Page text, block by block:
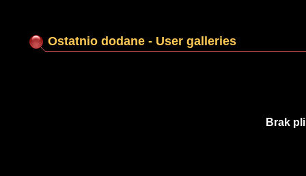
Ostatnio dodane - User galleries
Brak